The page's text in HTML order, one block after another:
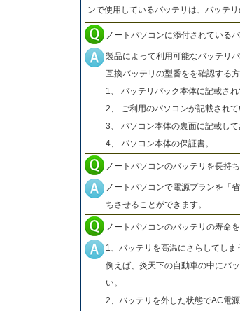
ンで使用しているバッテリは、バッテ
ノートパソコンに添付されている
製品によって利用可能なバッテリ
互換バッテリの型番をを確認する方
1、 バッテリパック本体に記載され
2、 ご利用のパソコンが記載され
3、 パソコン本体の裏面に記載し
4、 パソコン本体の保証書。
ノートパソコンのバッテリを長持
ノートパソコンで電源プランを「
ちさせることができます。
ノートパソコンのバッテリの寿命
1、バッテリを高温にさらしてしま
例えば、炎天下の自動車の中にバ
い。
2、バッテリを外した状態でAC電